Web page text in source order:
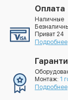
Оплата
Наличные
Приват 24
Подробнее
Монтаж: 1
Подробнее